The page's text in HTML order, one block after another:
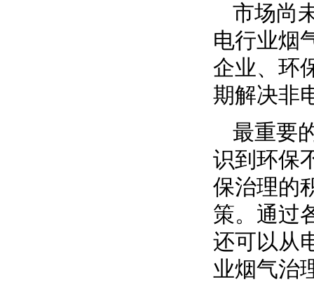
市场尚
电行业烟
企业、环
期解决非
最重要
识到环保
保治理的
策。通过
还可以从
业烟气治